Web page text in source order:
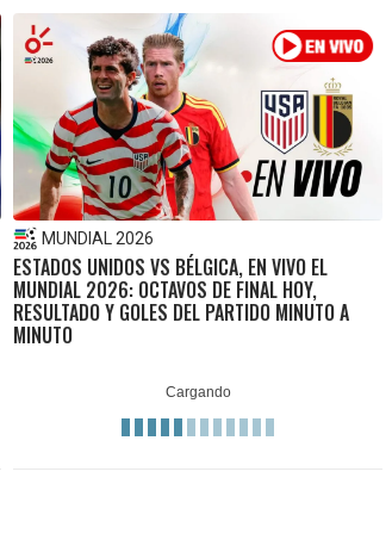
MUNDIAL 2026
ESTADOS UNIDOS VS BÉLGICA, EN VIVO EL
MUNDIAL 2026: OCTAVOS DE FINAL HOY,
RESULTADO Y GOLES DEL PARTIDO MINUTO A
MINUTO